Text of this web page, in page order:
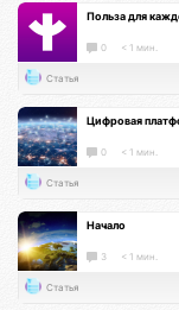
Польза для
0 < 1 мин.
Статья
Цифровая
0 < 1 мин.
Статья
Начало
3 < 1 мин.
Статья